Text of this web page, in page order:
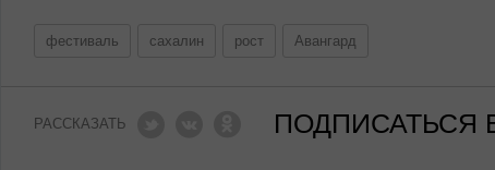
фестиваль сахалин рост Авангард
РАССКАЗАТЬ ПОДПИСАТЬСЯ В